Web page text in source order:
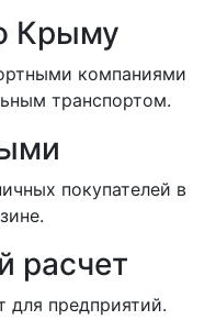
Крыму
компаниями
транспортом.
покупателей в
расчет
для предприятий.